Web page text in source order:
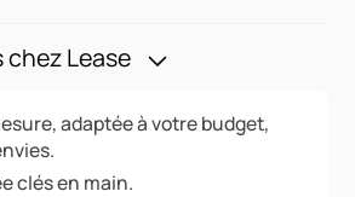
Lease
adaptée à votre budget,
clés en main.